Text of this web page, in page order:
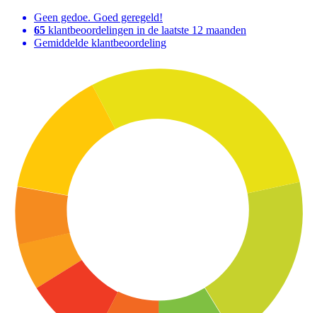
Geen gedoe. Goed geregeld!
65 klantbeoordelingen in de laatste 12 maanden
Gemiddelde klantbeoordeling